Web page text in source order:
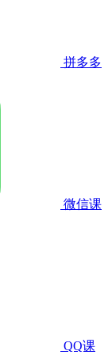
拼多多
微信课
QQ课